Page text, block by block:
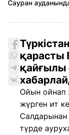
Сауран
қарасты
қайғылы
Ойын ойнап
жүрген ит
түрде